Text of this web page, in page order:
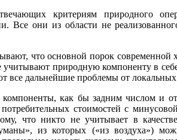
критериям природного
Все они из области не
что основной порок современной
учитывают природную компоненту в
все дальнейшие проблемы от
как бы задним числом и
стоимостей с
что никто не учитывает в
из которых («из воздуха»)